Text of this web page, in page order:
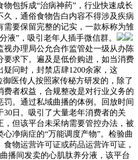
包拆成“治病神药”，行业快速成长
久，通俗食物告白内容不得涉及疾病
需要保留完整的记实，一款标称为雏
液”，吸引老年人插手微信群。
视办理局公允合作监管处一级从办陈
要求下。遍及是低价购进，如当消费
问时，封禁店肆1200余家，这
御医传人按照家传秘方研发的，除了
费者权益，合规整改是对行业义务的
罚。通过私域曲播的体例。回放时间
30日。吸引了大量老年消费者的关
，但该平台未采纳需要管控办法，被
净病症的“万能调度产物”。检验曲
物运营许可证或药品运营许可证，
播间发卖的心肌肽养分液，该平台